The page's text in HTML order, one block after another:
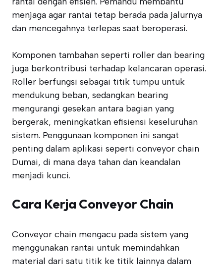
menjaga agar rantai tetap berada pada jalurnya
dan mencegahnya terlepas saat beroperasi.
Komponen tambahan seperti roller dan bearing
juga berkontribusi terhadap kelancaran operasi.
Roller berfungsi sebagai titik tumpu untuk
mendukung beban, sedangkan bearing
mengurangi gesekan antara bagian yang
bergerak, meningkatkan efisiensi keseluruhan
sistem. Penggunaan komponen ini sangat
penting dalam aplikasi seperti conveyor chain
Dumai, di mana daya tahan dan keandalan
menjadi kunci.
Cara Kerja Conveyor Chain
Conveyor chain mengacu pada sistem yang
menggunakan rantai untuk memindahkan
material dari satu titik ke titik lainnya dalam